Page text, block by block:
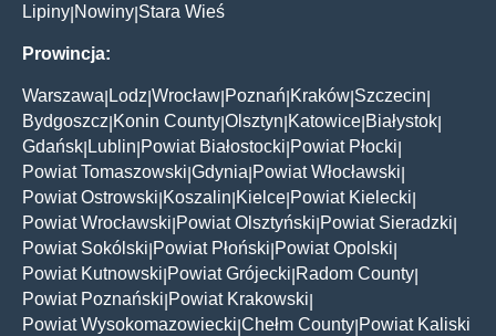
Lipiny Nowiny Stara Wieś
Prowincja:
Warszawa Lodz Wrocław Poznań Kraków Szczecin
Bydgoszcz Konin County Olsztyn Katowice Białystok
Gdańsk Lublin Powiat Białostocki Powiat Płocki
Powiat Tomaszowski Gdynia Powiat Włocławski
Powiat Ostrowski Koszalin Kielce Powiat Kielecki
Powiat Wrocławski Powiat Olsztyński Powiat Sieradzki
Powiat Sokólski Powiat Płoński Powiat Opolski
Powiat Kutnowski Powiat Grójecki Radom County
Powiat Poznański Powiat Krakowski
Powiat Wysokomazowiecki Chełm County Powiat Kaliski